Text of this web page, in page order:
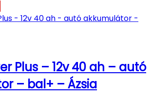
Plus – 12v 40 ah – autó
– bal+ – Ázsia